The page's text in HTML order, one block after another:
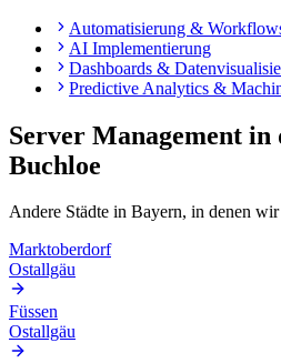
Automatisierung &
AI Implementierung
Dashboards &
Predictive Analytics &
Server Management in
Buchloe
Andere Städte in Bayern, in denen
Marktoberdorf
Ostallgäu
Füssen
Ostallgäu